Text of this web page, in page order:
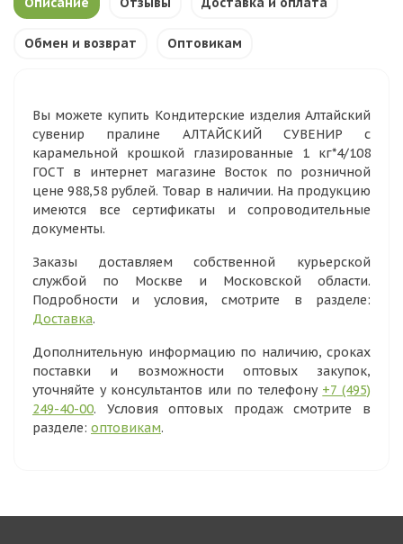
Обмен и возврат Оптовикам
Вы можете купить Кондитерские изделия Алтайский
сувенир пралине АЛТАЙСКИЙ СУВЕНИР с
карамельной крошкой глазированные 1 кг*4/108
ГОСТ в интернет магазине Восток по розничной
цене 988,58 рублей. Товар в наличии. На продукцию
имеются все сертификаты и сопроводительные
документы.
Заказы доставляем собственной курьерской
службой по Москве и Московской области.
Подробности и условия, смотрите в разделе:
Доставка.
Дополнительную информацию по наличию, сроках
поставки и возможности оптовых закупок,
уточняйте у консультантов или по телефону +7 (495)
249-40-00. Условия оптовых продаж смотрите в
разделе: оптовикам.